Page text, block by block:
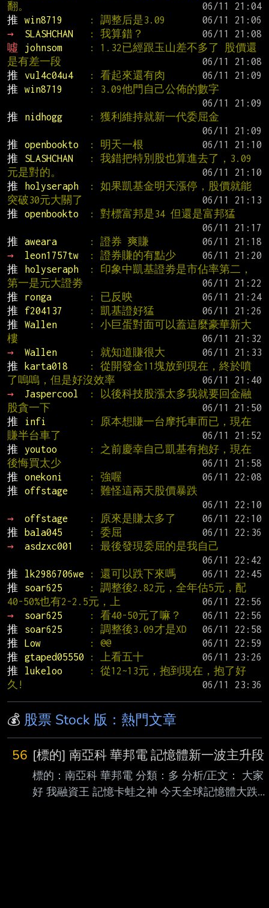
翻。
推
win8719 : 調整后是3.09
→
SLASHCHAN : 我算錯？
噓
johnsom
: 1.32已經跟玉山差不多了 股價還
是有差一段
推
vul4c04u4 : 看起來還有肉
推
win8719
: 3.09他門自己公佈的數字
推
nidhogg
: 獲利維持就新一代委屈金
推
openbookto : 明天一根
推
SLASHCHAN
: 我錯把特別股也算進去了，3.09
元是對的。
推
holyseraph
: 如果凱基金明天漲停，股價就能
突破30元大關了
推
openbookto
: 對標富邦是34 但還是富邦猛
推
aweara : 證券 爽賺
→
leon1757tw : 證券賺的有點少
推
holyseraph
: 印象中凱基證劵是市佔率第二，
第一是元大證劵
推
ronga : 已反映
推
f204137 : 凱基證好猛
推
Wallen
: 小巨蛋對面可以蓋這麼豪華新大
樓
→
Wallen : 就知道賺很大
推
karta018
: 從開發金11塊放到現在，終於噴
了嗚嗚，但是好沒效率
→
Jaspercool
: 以後科技股漲太多我就要回金融
股貪一下
推
infi
: 原本想賺一台摩托車而已，現在
賺半台車了
推
youtoo
: 之前慶幸自己凱基有抱好，現在
後悔買太少
推
onekoni : 強喔
推
offstage
: 難怪這兩天股價暴跌
→
offstage : 原來是賺太多了
推
bala045 : 委屈
→
asdzxc001
: 最後發現委屈的是我自己
推
lk2986706we : 還可以跌下來嗎
推
soar625
: 調整後2.82元，全年估5元，配
40-50%也有2-2.5元，上
→
soar625 : 看40-50元了嘛？
推
soar625 : 調整後3.09才是XD
推
Low : @@
推
gtaped05550 : 上看五十
推
lukeloo
: 從12~13元，抱到現在，抱了好
久!
💰 股票 Stock 版：熱門文章
56 [標的] 南亞科 華邦電 記憶體新一波主升段
標的：南亞科 華邦電 分類：多 分析/正文： 大家
好 我融資王 記憶卡蛙之神 今天全球記憶體大跌